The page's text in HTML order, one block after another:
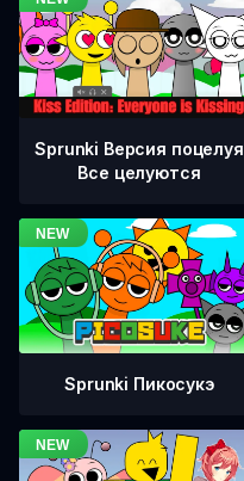
Sprunki Версия поцелуя
Все целуются
Sprunki Пикосукэ